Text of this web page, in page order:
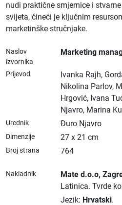
nudi praktične smjernice i
svijeta, čineći je ključnim
marketinške stručnjake.
Naslov
izvornika
Marketing
Prijevod
Ivanka Rajh,
Nikolina Parlov,
Hrgović, Ivana
Njavro, Marina
Urednik Đuro Njavro
Dimenzije 27 x 21 cm
Broj strana 764
Nakladnik Mate d.o.o,
Latinica. Tvrde
Jezik: Hrvatski.